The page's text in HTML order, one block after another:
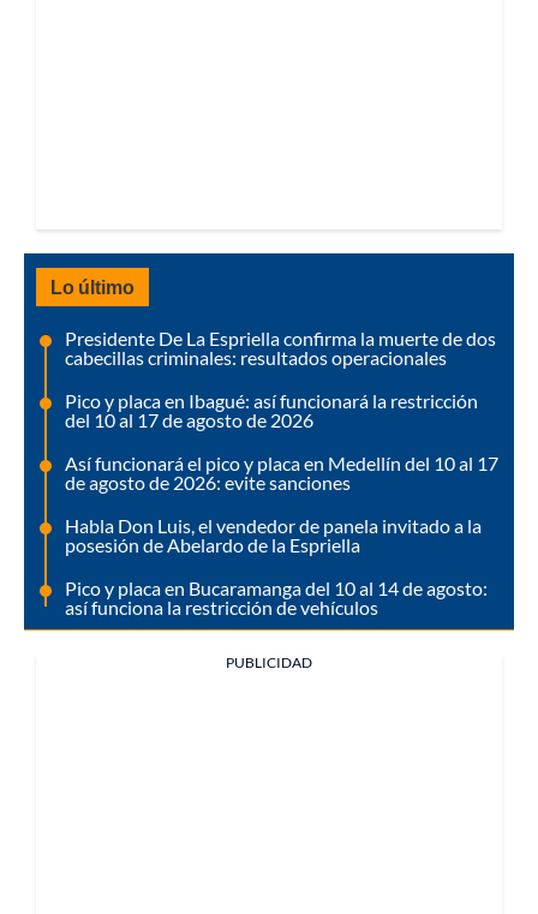
Lo último
Presidente De La Espriella confirma la muerte de dos
cabecillas criminales: resultados operacionales
Pico y placa en Ibagué: así funcionará la restricción
del 10 al 17 de agosto de 2026
Así funcionará el pico y placa en Medellín del 10 al 17
de agosto de 2026: evite sanciones
Habla Don Luis, el vendedor de panela invitado a la
posesión de Abelardo de la Espriella
Pico y placa en Bucaramanga del 10 al 14 de agosto:
así funciona la restricción de vehículos
PUBLICIDAD